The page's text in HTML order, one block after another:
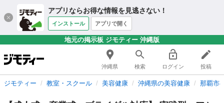
アプリならお得な情報を見逃さない！
インストール アプリで開く
地元の掲示板 ジモティー 沖縄版
沖縄県 検索 ログイン 投稿
ジモティー 教室・スクール 美容健康 沖縄県の美容健康 那覇市